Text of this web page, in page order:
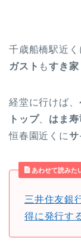
千歳船橋駅近く
ガスト もすき家
経堂に行けば、
トップ、 はま寿
恒春園近くにサ
あわせて読みた
三井住友銀
得に発行す